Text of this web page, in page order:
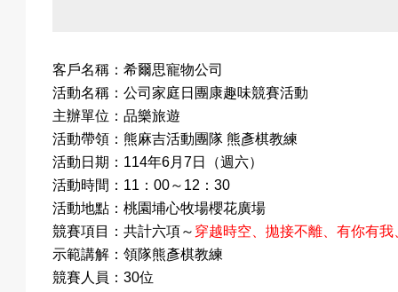
於
我
們
客戶名稱：希爾思寵物公司
活動名稱：公司家庭日團康趣味競賽活動
主辦單位：品樂旅遊
活動帶領：熊麻吉活動團隊 熊彥棋教練
活動日期：114年6月7日（週六）
活動時間：11：00～12：30
活動地點：桃園埔心牧場櫻花廣場
競賽項目：共計六項～ 穿越時空、拋接不離、有你有
示範講解：領隊熊彥棋教練
競賽人員：30位